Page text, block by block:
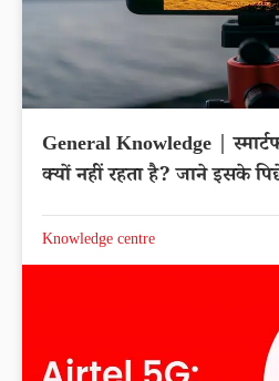
General Knowledge |
क्यों नहीं रहता है? जाने इसके
Knowledge centre